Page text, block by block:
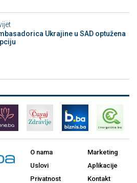
Ukrajine u SAD optužena
O nama
Uslovi
Privatnost
Marketing
Aplikacije
Kontakt